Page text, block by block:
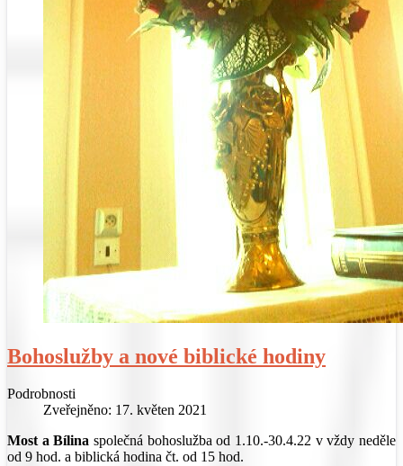
Bohoslužby a nové biblické hodiny
Podrobnosti
Zveřejněno: 17. květen 2021
Most a Bílina společná bohoslužba od 1.10.-30.4.22 v vždy neděle
od 9 hod. a biblická hodina čt. od 15 hod.